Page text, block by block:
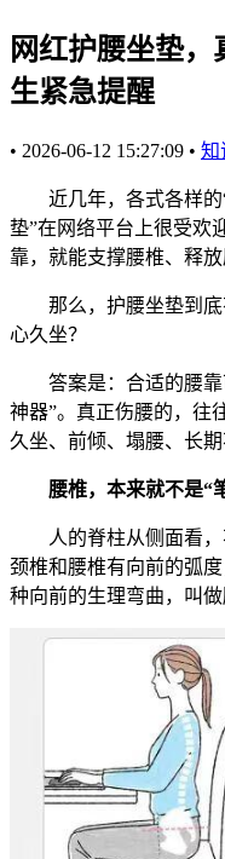
网红护腰坐垫
生紧急提醒
• 2026-06-12 15:27:09 • 知
近几年，各式各样的“
垫”在网络平台上很受欢
靠，就能支撑腰椎、释放
那么，护腰坐垫到底
心久坐？
答案是：合适的腰靠
神器”。真正伤腰的，往
久坐、前倾、塌腰、长期
腰椎，本来就不是“
人的脊柱从侧面看，
颈椎和腰椎有向前的弧
种向前的生理弯曲，叫做